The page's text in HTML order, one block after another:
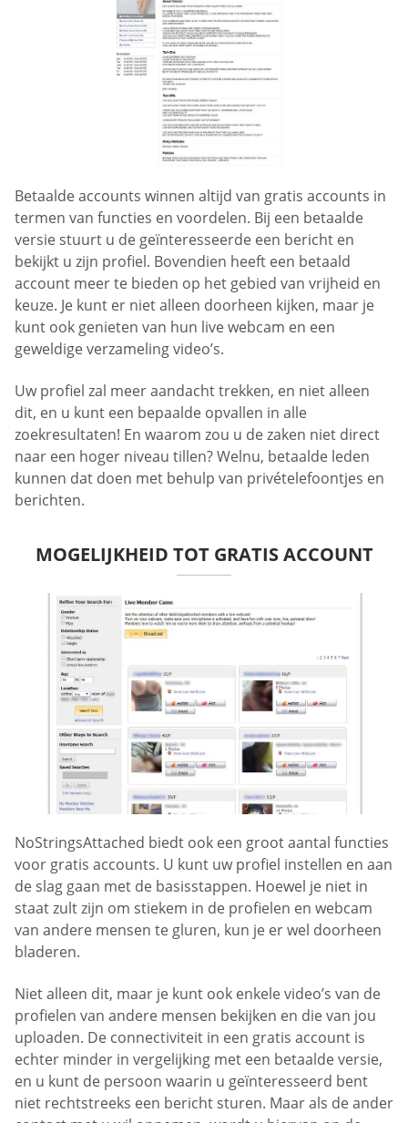
Betaalde accounts winnen altijd van gratis accounts in
termen van functies en voordelen. Bij een betaalde
versie stuurt u de geïnteresseerde een bericht en
bekijkt u zijn profiel. Bovendien heeft een betaald
account meer te bieden op het gebied van vrijheid en
keuze. Je kunt er niet alleen doorheen kijken, maar je
kunt ook genieten van hun live webcam en een
geweldige verzameling video’s.
Uw profiel zal meer aandacht trekken, en niet alleen
dit, en u kunt een bepaalde opvallen in alle
zoekresultaten! En waarom zou u de zaken niet direct
naar een hoger niveau tillen? Welnu, betaalde leden
kunnen dat doen met behulp van privételefoontjes en
berichten.
MOGELIJKHEID TOT GRATIS ACCOUNT
NoStringsAttached biedt ook een groot aantal functies
voor gratis accounts. U kunt uw profiel instellen en aan
de slag gaan met de basisstappen. Hoewel je niet in
staat zult zijn om stiekem in de profielen en webcam
van andere mensen te gluren, kun je er wel doorheen
bladeren.
Niet alleen dit, maar je kunt ook enkele video’s van de
profielen van andere mensen bekijken en die van jou
uploaden. De connectiviteit in een gratis account is
echter minder in vergelijking met een betaalde versie,
en u kunt de persoon waarin u geïnteresseerd bent
niet rechtstreeks een bericht sturen. Maar als de ander